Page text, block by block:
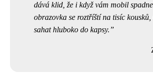
dává klid, že i když vám mobil
obrazovka se roztříští na tisíc kousků,
sahat hluboko do kapsy.